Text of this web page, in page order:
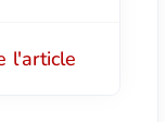
l'article